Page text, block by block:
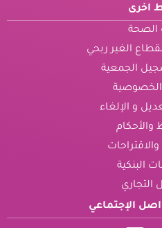
اخرى
الصحة
الغير ربحي
الجمعية
و الإلغاء
والأحكام
البنكية
التجاري
الإجتماعي